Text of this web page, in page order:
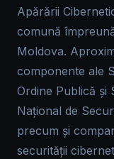
Apărării
comună
Moldova.
componente ale
Ordine Publică și
Național de
precum și
securității